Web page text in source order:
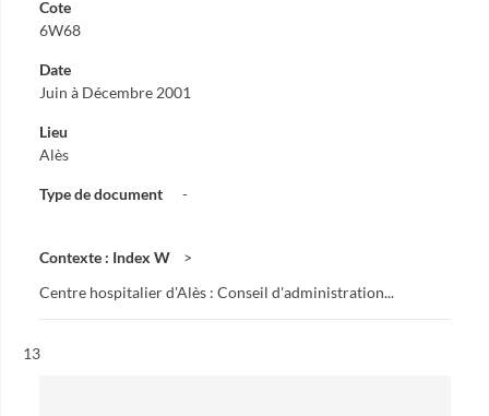
Cote
6W68
Date
Juin à Décembre 2001
Lieu
Alès
Type de document -
Contexte : Index W
Centre hospitalier d'Alès : Conseil d'administration...
Résultat n°
13